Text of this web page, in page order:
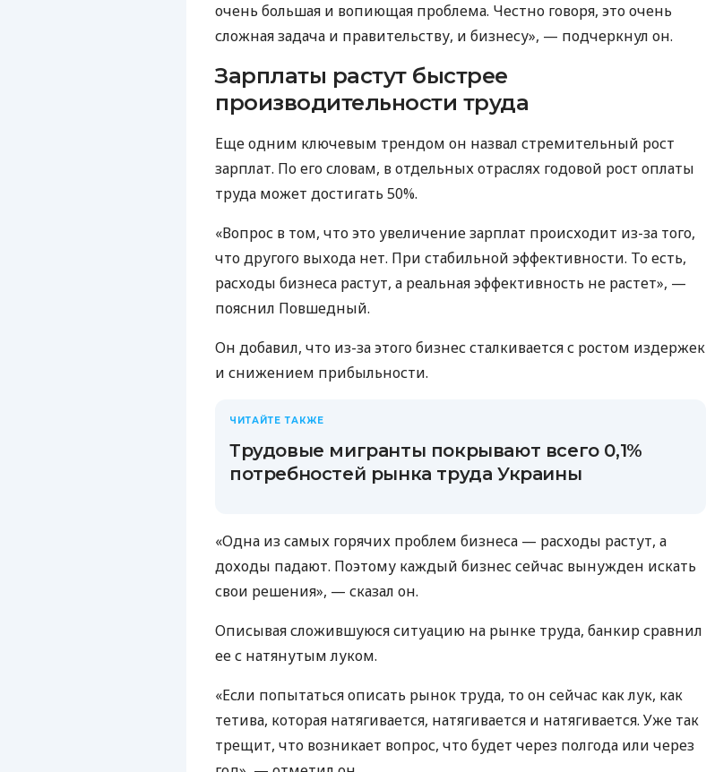
очень большая и вопиющая проблема. Честно говоря, это очень
сложная задача и правительству, и бизнесу», — подчеркнул он.
Зарплаты растут быстрее
производительности труда
Еще одним ключевым трендом он назвал стремительный рост
зарплат. По его словам, в отдельных отраслях годовой рост оплаты
труда может достигать 50%.
«Вопрос в том, что это увеличение зарплат происходит из-за того,
что другого выхода нет. При стабильной эффективности. То есть,
расходы бизнеса растут, а реальная эффективность не растет», —
пояснил Повшедный.
Он добавил, что из-за этого бизнес сталкивается с ростом издержек
и снижением прибыльности.
ЧИТАЙТЕ ТАКЖЕ
Трудовые мигранты покрывают всего 0,1%
потребностей рынка труда Украины
«Одна из самых горячих проблем бизнеса — расходы растут, а
доходы падают. Поэтому каждый бизнес сейчас вынужден искать
свои решения», — сказал он.
Описывая сложившуюся ситуацию на рынке труда, банкир сравнил
ее с натянутым луком.
«Если попытаться описать рынок труда, то он сейчас как лук, как
тетива, которая натягивается, натягивается и натягивается. Уже так
трещит, что возникает вопрос, что будет через полгода или через